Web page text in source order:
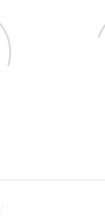
Preis: